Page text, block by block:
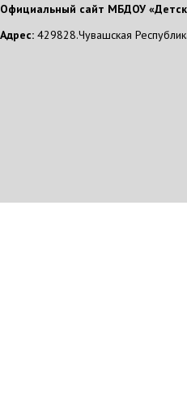
Официальный сайт МБДОУ
Адрес: 429828.Чувашская